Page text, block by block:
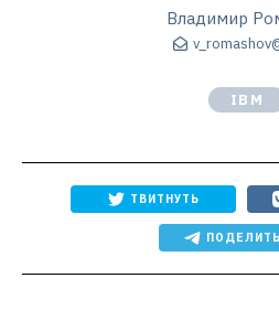
Владимир
IBM
ТВИТНУТЬ